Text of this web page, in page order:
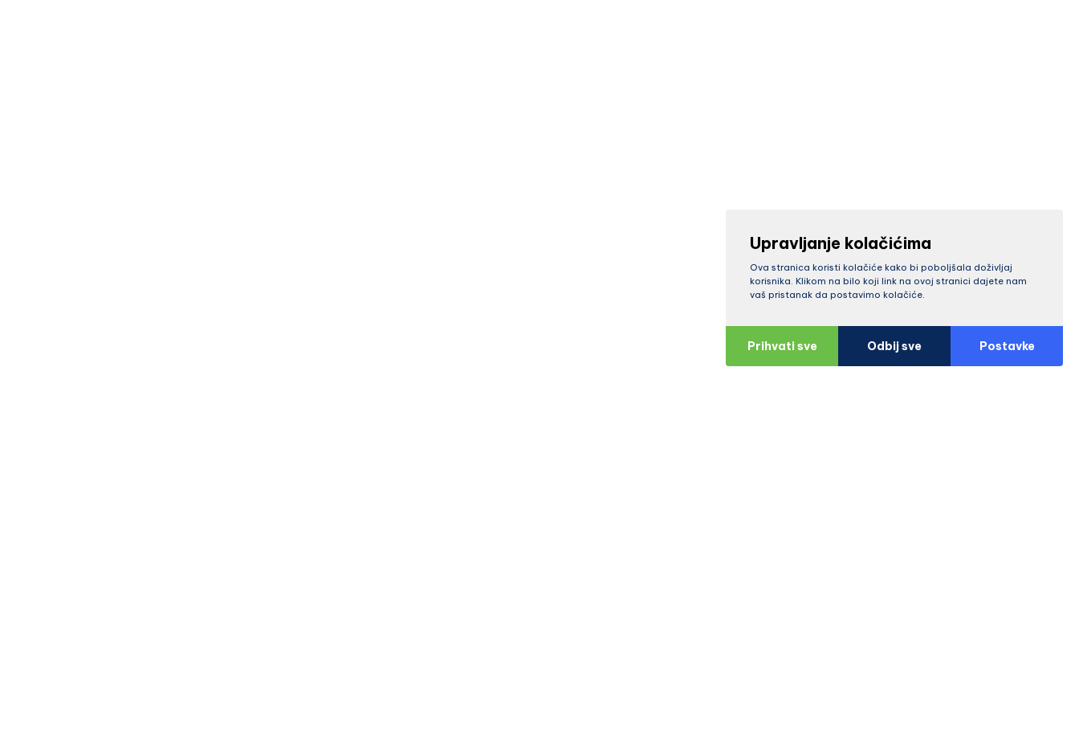
Upravljanje kolačićima
Ova stranica koristi kolačiće kako bi poboljšala doživljaj
korisnika. Klikom na bilo koji link na ovoj stranici dajete nam
vaš pristanak da postavimo kolačiće.
Prihvati sve Odbij sve Postavke